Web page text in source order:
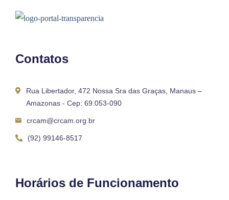
Contatos
Rua Libertador, 472 Nossa Sra das Graças, Manaus –
Amazonas - Cep: 69.053-090
crcam@crcam.org.br
(92) 99146-8517
Horários de Funcionamento